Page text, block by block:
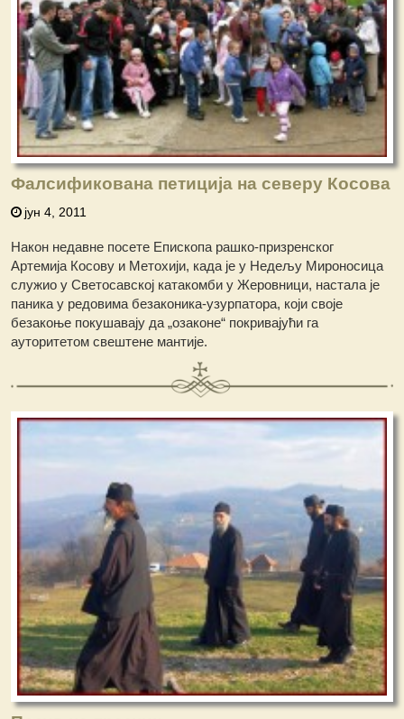
Фалсификована петиција на северу Косова
јун 4, 2011
Након недавне посете Епископа рашко-призренског
Артемија Косову и Метохији, када је у Недељу Мироносица
служио у Светосавској катакомби у Жеровници, настала је
паника у редовима безаконика-узурпатора, који своје
безакоње покушавају да „озаконе“ покривајући га
ауторитетом свештене мантије.